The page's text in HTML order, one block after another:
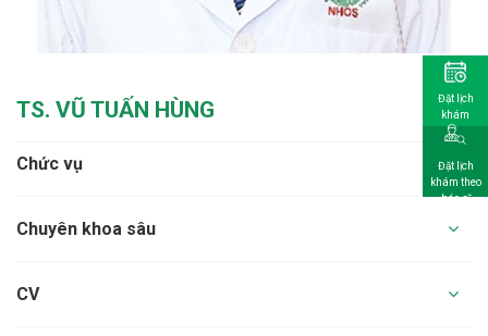
TS. VŨ TUẤN HÙNG
Chức vụ
Chuyên khoa sâu
CV
Đặt lịch
khám
Đặt lịch
khám theo
bác sĩ